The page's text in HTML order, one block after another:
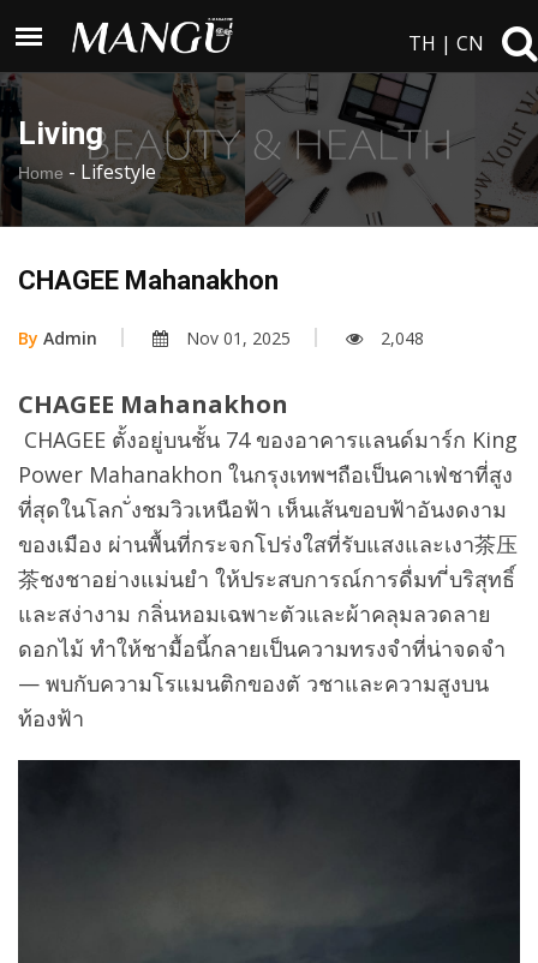
TH | CN
Living
Home - Lifestyle
CHAGEE Mahanakhon
By Admin Nov 01, 2025 2,048
CHAGEE Mahanakhon
CHAGEE ตั้งอยู่บนชั้น 74 ของอาคารแลนด์มาร์ก King
Power Mahanakhon ในกรุงเทพฯถือเป็นคาเฟ่ชาที่สูง
ที่สุดในโลก ั่งชมวิวเหนือฟ้า เห็นเส้นขอบฟ้าอันงดงาม
ของเมือง ผ่านพื้นที่กระจกโปร่งใสที่รับแสงและเงา茶压
茶ชงชาอย่างแม่นยำ ให้ประสบการณ์การดื่มท ี่บริสุทธิ์
และสง่างาม กลิ่นหอมเฉพาะตัวและผ้าคลุมลวดลาย
ดอกไม้ ทำให้ชามื้อนี้กลายเป็นความทรงจำที่น่าจดจำ
— พบกับความโรแมนติกของตั วชาและความสูงบน
ท้องฟ้า